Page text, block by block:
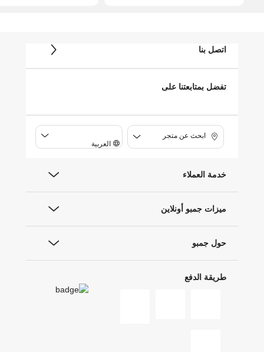
اتصل بنا
تفضل بمتابعتنا على
ابحث عن متجر
العربية
خدمة العملاء
ميزات جمبو أونلاين
حول جمبو
طريقة الدفع